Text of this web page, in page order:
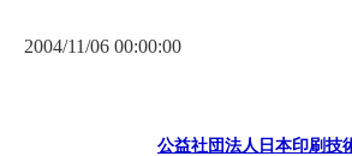
2004/11/06 00:00:00
公益社団法人日本印刷技